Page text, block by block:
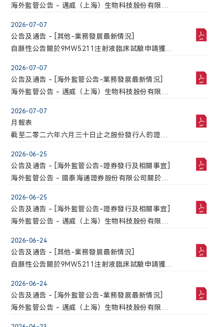
海外監管公告 - 邁威（上海）生物科技股份有限公
2026-07-07
公告及通告 - [其他-業務發展最新情況]
自願性公告關於9MW5211注射液臨床試驗申請獲得
2026-07-07
公告及通告 - [海外監管公告-業務發展最新情況]
海外監管公告 - 邁威（上海）生物科技股份有限公
2026-07-07
月報表
截至二零二六年六月三十日止之股份發行人的證券
2026-06-25
公告及通告 - [海外監管公告-證券發行及相關事宜]
海外監管公告 - 國泰海通證券股份有限公司關於邁
2026-06-25
公告及通告 - [海外監管公告-證券發行及相關事宜]
海外監管公告 - 邁威（上海）生物科技股份有限公
2026-06-24
公告及通告 - [其他-業務發展最新情況]
自願性公告關於9MW5211注射液臨床試驗申請獲得
2026-06-24
公告及通告 - [海外監管公告-業務發展最新情況]
海外監管公告 - 邁威（上海）生物科技股份有限公